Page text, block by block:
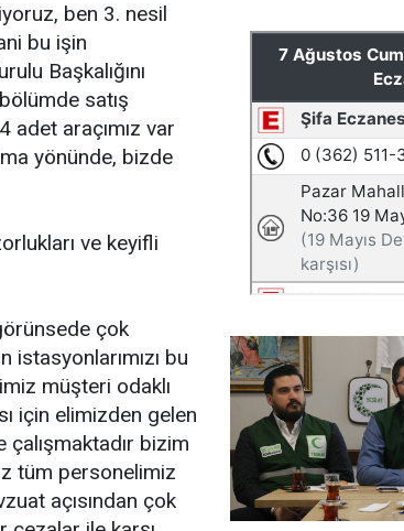
ben 3. nesil
bu işin
Başkalığını
satış
adet araçımız var
yönünde, bizde
ve keyifli
çok
bu
müşteri odaklı
için elimizden gelen
bizim
tüm personelimiz
açısından çok